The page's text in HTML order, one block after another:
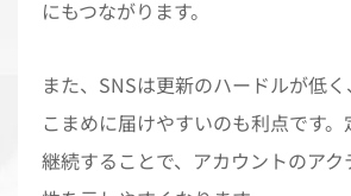
にもつながります。
また、SNSは更新のハードルが低
こまめに届けやすいのも利点です
継続することで、アカウントのア